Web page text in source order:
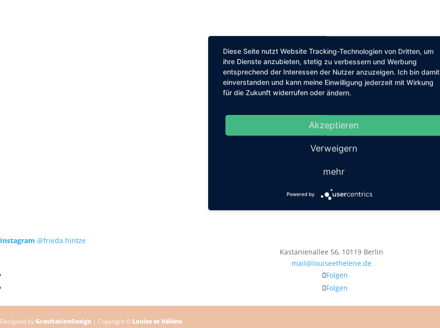
Instagram @frieda.hintze
Kastanienallee 56, 10119 Berlin
mail@louiseethelene.de
Folgen
Folgen
Designed byGravitationDesign | Copyright © Louise et Hélène
Diese Seite nutzt Website Tracking-Technologien von Dritten, um
ihre Dienste anzubieten, stetig zu verbessern und Werbung
entsprechend der Interessen der Nutzer anzuzeigen. Ich bin damit
einverstanden und kann meine Einwilligung jederzeit mit Wirkung
für die Zukunft widerrufen oder ändern.
Akzeptieren
Verweigern
mehr
Powered by